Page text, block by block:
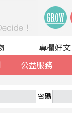
公益服務
專欄好文
密碼